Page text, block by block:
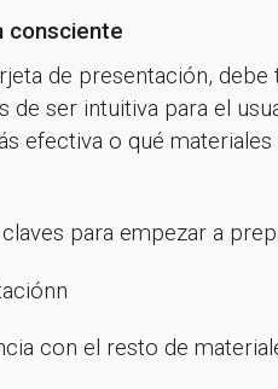
consciente
de presentación,
de ser intuitiva para el
efectiva o qué
para empezar a
con el resto de